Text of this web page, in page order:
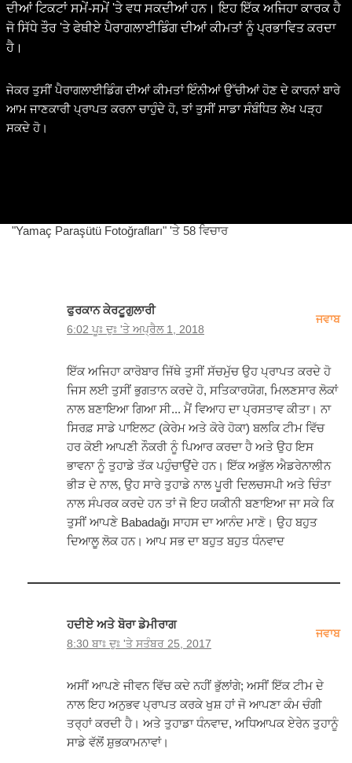
ਦੀਆਂ ਟਿਕਟਾਂ ਸਮੇਂ-ਸਮੇਂ 'ਤੇ ਵਧ ਸਕਦੀਆਂ ਹਨ। ਇਹ ਇੱਕ ਅਜਿਹਾ ਕਾਰਕ ਹੈ
ਜੋ ਸਿੱਧੇ ਤੌਰ 'ਤੇ ਫੇਥੀਏ ਪੈਰਾਗਲਾਈਡਿੰਗ ਦੀਆਂ ਕੀਮਤਾਂ ਨੂੰ ਪ੍ਰਭਾਵਿਤ ਕਰਦਾ
ਹੈ।
ਜੇਕਰ ਤੁਸੀਂ ਪੈਰਾਗਲਾਈਡਿੰਗ ਦੀਆਂ ਕੀਮਤਾਂ ਇੰਨੀਆਂ ਉੱਚੀਆਂ ਹੋਣ ਦੇ ਕਾਰਨਾਂ ਬਾਰੇ
ਆਮ ਜਾਣਕਾਰੀ ਪ੍ਰਾਪਤ ਕਰਨਾ ਚਾਹੁੰਦੇ ਹੋ, ਤਾਂ ਤੁਸੀਂ ਸਾਡਾ ਸੰਬੰਧਿਤ ਲੇਖ ਪੜ੍ਹ
ਸਕਦੇ ਹੋ।
"Yamaç Paraşütü Fotoğrafları" 'ਤੇ 58 ਵਿਚਾਰ
ਫੁਰਕਾਨ ਕੇਰਟੂਗੁਲਾਰੀ
6:02 ਪੂਃ ਦੁਃ 'ਤੇ ਅਪ੍ਰੈਲ 1, 2018
ਜਵਾਬ
ਇੱਕ ਅਜਿਹਾ ਕਾਰੋਬਾਰ ਜਿੱਥੇ ਤੁਸੀਂ ਸੱਚਮੁੱਚ ਉਹ ਪ੍ਰਾਪਤ ਕਰਦੇ ਹੋ
ਜਿਸ ਲਈ ਤੁਸੀਂ ਭੁਗਤਾਨ ਕਰਦੇ ਹੋ, ਸਤਿਕਾਰਯੋਗ, ਮਿਲਣਸਾਰ ਲੋਕਾਂ
ਨਾਲ ਬਣਾਇਆ ਗਿਆ ਸੀ... ਮੈਂ ਵਿਆਹ ਦਾ ਪ੍ਰਸਤਾਵ ਕੀਤਾ। ਨਾ
ਸਿਰਫ਼ ਸਾਡੇ ਪਾਇਲਟ (ਕੇਰੇਮ ਅਤੇ ਕੋਰੇ ਹੋਕਾ) ਬਲਕਿ ਟੀਮ ਵਿੱਚ
ਹਰ ਕੋਈ ਆਪਣੀ ਨੌਕਰੀ ਨੂੰ ਪਿਆਰ ਕਰਦਾ ਹੈ ਅਤੇ ਉਹ ਇਸ
ਭਾਵਨਾ ਨੂੰ ਤੁਹਾਡੇ ਤੱਕ ਪਹੁੰਚਾਉਂਦੇ ਹਨ। ਇੱਕ ਅਭੁੱਲ ਐਡਰੇਨਾਲੀਨ
ਭੀੜ ਦੇ ਨਾਲ, ਉਹ ਸਾਰੇ ਤੁਹਾਡੇ ਨਾਲ ਪੂਰੀ ਦਿਲਚਸਪੀ ਅਤੇ ਚਿੰਤਾ
ਨਾਲ ਸੰਪਰਕ ਕਰਦੇ ਹਨ ਤਾਂ ਜੋ ਇਹ ਯਕੀਨੀ ਬਣਾਇਆ ਜਾ ਸਕੇ ਕਿ
ਤੁਸੀਂ ਆਪਣੇ Babadağı ਸਾਹਸ ਦਾ ਆਨੰਦ ਮਾਣੋ। ਉਹ ਬਹੁਤ
ਦਿਆਲੂ ਲੋਕ ਹਨ। ਆਪ ਸਭ ਦਾ ਬਹੁਤ ਬਹੁਤ ਧੰਨਵਾਦ
ਹਦੀਏ ਅਤੇ ਬੋਰਾ ਡੇਮੀਰਾਗ
8:30 ਬਾਃ ਦੁਃ 'ਤੇ ਸਤੰਬਰ 25, 2017
ਜਵਾਬ
ਅਸੀਂ ਆਪਣੇ ਜੀਵਨ ਵਿੱਚ ਕਦੇ ਨਹੀਂ ਭੁੱਲਾਂਗੇ; ਅਸੀਂ ਇੱਕ ਟੀਮ ਦੇ
ਨਾਲ ਇਹ ਅਨੁਭਵ ਪ੍ਰਾਪਤ ਕਰਕੇ ਖੁਸ਼ ਹਾਂ ਜੋ ਆਪਣਾ ਕੰਮ ਚੰਗੀ
ਤਰ੍ਹਾਂ ਕਰਦੀ ਹੈ। ਅਤੇ ਤੁਹਾਡਾ ਧੰਨਵਾਦ, ਅਧਿਆਪਕ ਏਰੇਨ ਤੁਹਾਨੂੰ
ਸਾਡੇ ਵੱਲੋਂ ਸ਼ੁਭਕਾਮਨਾਵਾਂ।